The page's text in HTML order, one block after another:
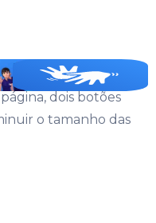
dois botões
o tamanho das